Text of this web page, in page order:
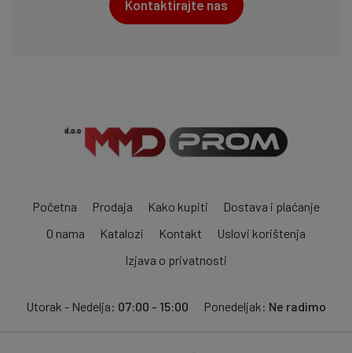
Kontaktirajte nas
Početna Prodaja Kako kupiti
Dostava i plaćanje
O nama
Katalozi Kontakt
Uslovi korištenja
Izjava o privatnosti
Utorak - Nedelja: 07:00 - 15:00 Ponedeljak: Ne radimo